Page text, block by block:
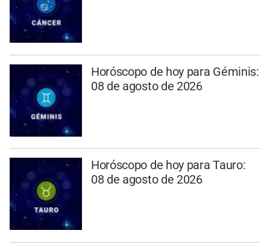
Horóscopo de hoy para Géminis:
08 de agosto de 2026
Horóscopo de hoy para Tauro:
08 de agosto de 2026